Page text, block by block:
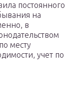
постоянного
на
в
месту
учет по